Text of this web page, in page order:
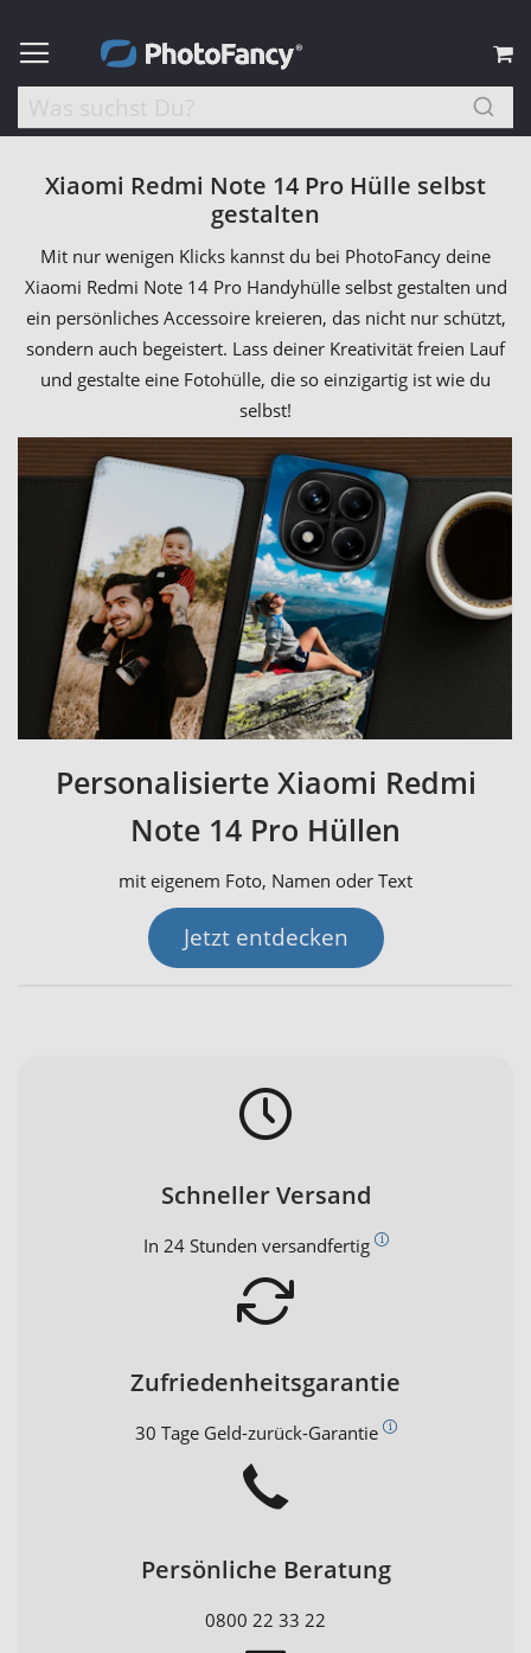
Xiaomi Redmi Note 14 Pro Hülle selbst
gestalten
Mit nur wenigen Klicks kannst du bei PhotoFancy deine
Xiaomi Redmi Note 14 Pro Handyhülle selbst gestalten und
ein persönliches Accessoire kreieren, das nicht nur schützt,
sondern auch begeistert. Lass deiner Kreativität freien Lauf
und gestalte eine Fotohülle, die so einzigartig ist wie du
selbst!
Personalisierte Xiaomi Redmi
Note 14 Pro Hüllen
mit eigenem Foto, Namen oder Text
Jetzt entdecken
Schneller Versand
In 24 Stunden versandfertig
Zufriedenheitsgarantie
30 Tage Geld-zurück-Garantie
Persönliche Beratung
0800 22 33 22